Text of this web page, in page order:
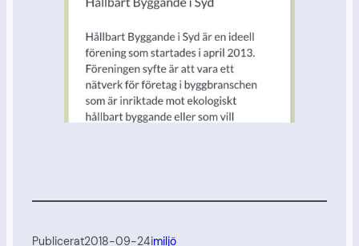
Publicerat2018-09-24imiljö